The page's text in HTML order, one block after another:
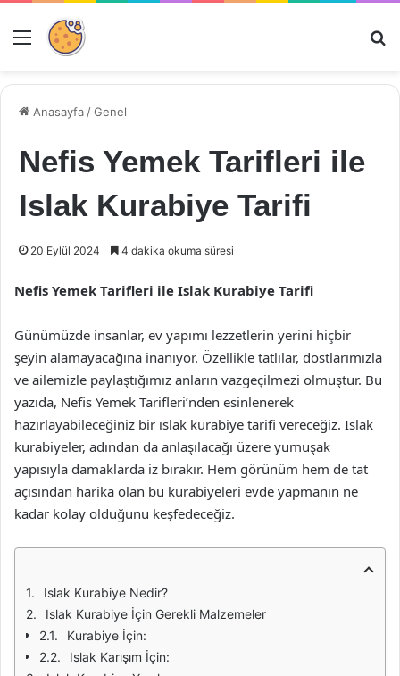
Menü
Anasayfa /Genel
Nefis Yemek Tarifleri ile
Islak Kurabiye Tarifi
20 Eylül 2024 4 dakika okuma süresi
Nefis Yemek Tarifleri ile Islak Kurabiye Tarifi
Günümüzde insanlar, ev yapımı lezzetlerin yerini hiçbir
şeyin alamayacağına inanıyor. Özellikle tatlılar, dostlarımızla
ve ailemizle paylaştığımız anların vazgeçilmezi olmuştur. Bu
yazıda, Nefis Yemek Tarifleri’nden esinlenerek
hazırlayabileceğiniz bir ıslak kurabiye tarifi vereceğiz. Islak
kurabiyeler, adından da anlaşılacağı üzere yumuşak
yapısıyla damaklarda iz bırakır. Hem görünüm hem de tat
açısından harika olan bu kurabiyeleri evde yapmanın ne
kadar kolay olduğunu keşfedeceğiz.
Islak Kurabiye Nedir?
Islak Kurabiye İçin Gerekli Malzemeler
Kurabiye İçin:
Islak Karışım İçin: